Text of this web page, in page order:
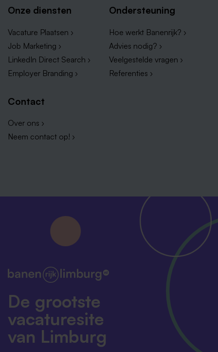
Onze diensten
Vacature Plaatsen ›
Job Marketing ›
LinkedIn Direct Search ›
Employer Branding ›
Ondersteuning
Hoe werkt Banenrijk? ›
Advies nodig? ›
Veelgestelde vragen ›
Referenties ›
Contact
Over ons ›
Neem contact op! ›
De grootste
vacaturesite
van Limburg